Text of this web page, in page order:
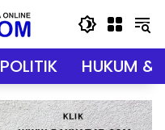
POLITIK HUKUM &